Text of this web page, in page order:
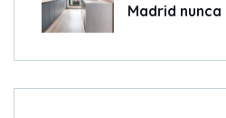
Madrid